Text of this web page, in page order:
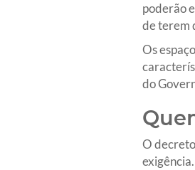
poderão
de terem
Os
do
O